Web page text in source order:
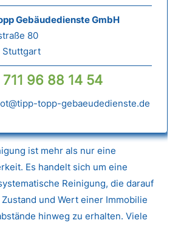
Gebäudedienste GmbH
80
Stuttgart
96 88 14 54
topp-gebaeudedienste.de
ist mehr als nur eine
Es handelt sich um eine
Reinigung, die darauf
und Wert einer Immobilie
hinweg zu erhalten. Viele